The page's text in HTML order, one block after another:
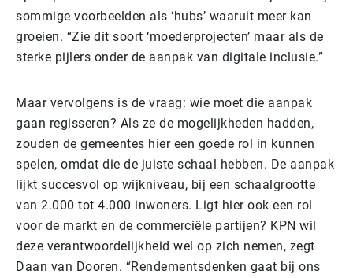
sommige voorbeelden als ‘hubs’ waaruit meer kan
groeien. “Zie dit soort ‘moederprojecten’ maar als de
sterke pijlers onder de aanpak van digitale inclusie.”
Maar vervolgens is de vraag: wie moet die aanpak
gaan regisseren? Als ze de mogelijkheden hadden,
zouden de gemeentes hier een goede rol in kunnen
spelen, omdat die de juiste schaal hebben. De aanpak
lijkt succesvol op wijkniveau, bij een schaalgrootte
van 2.000 tot 4.000 inwoners. Ligt hier ook een rol
voor de markt en de commerciële partijen? KPN wil
deze verantwoordelijkheid wel op zich nemen, zegt
Daan van Dooren. “Rendementsdenken gaat bij ons